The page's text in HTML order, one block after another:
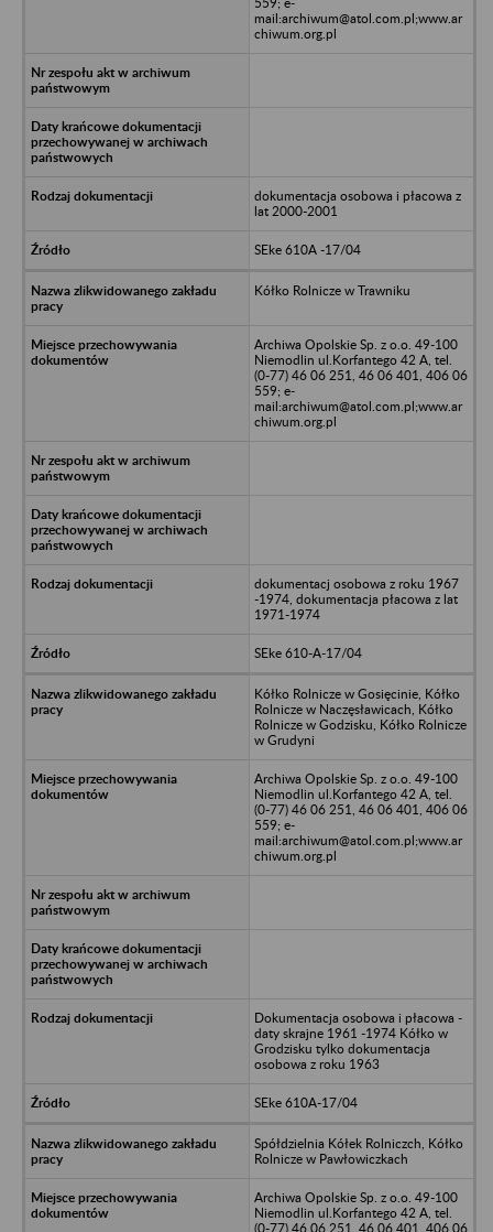
mail:archiwum@atol.com.pl;www.ar
chiwum.org.pl
dokumentacja osobowa i płacowa z
lat 2000-2001
SEke 610A -17/04
Kółko Rolnicze w Trawniku
Archiwa Opolskie Sp. z o.o. 49-100
Niemodlin ul.Korfantego 42 A, tel.
(0-77) 46 06 251, 46 06 401, 406 06
559; e-
mail:archiwum@atol.com.pl;www.ar
chiwum.org.pl
dokumentacj osobowa z roku 1967
-1974, dokumentacja płacowa z lat
1971-1974
SEke 610-A-17/04
Kółko Rolnicze w Gosięcinie, Kółko
Rolnicze w Naczęsławicach, Kółko
Rolnicze w Godzisku, Kółko Rolnicze
w Grudyni
Archiwa Opolskie Sp. z o.o. 49-100
Niemodlin ul.Korfantego 42 A, tel.
(0-77) 46 06 251, 46 06 401, 406 06
559; e-
mail:archiwum@atol.com.pl;www.ar
chiwum.org.pl
Dokumentacja osobowa i płacowa -
daty skrajne 1961 -1974 Kółko w
Grodzisku tylko dokumentacja
osobowa z roku 1963
SEke 610A-17/04
Spółdzielnia Kółek Rolniczch, Kółko
Rolnicze w Pawłowiczkach
Archiwa Opolskie Sp. z o.o. 49-100
Niemodlin ul.Korfantego 42 A, tel.
(0-77) 46 06 251, 46 06 401, 406 06